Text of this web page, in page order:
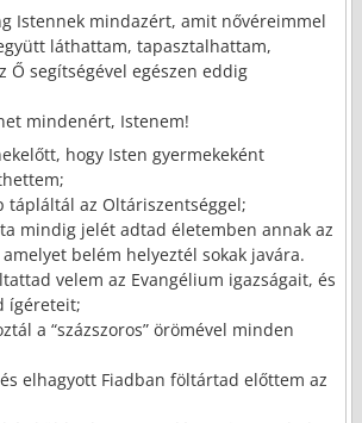
Istennek mindazért, amit nővéreimmel
láthattam, tapasztalhattam,
Ő segítségével egészen eddig
mindenért, Istenem!
hogy Isten gyermekeként
tápláltál az Oltáriszentséggel;
mindig jelét adtad életemben annak az
belém helyeztél sokak javára.
velem az Evangélium igazságait, és
ígéreteit;
a “százszoros” örömével minden
elhagyott Fiadban föltártad előttem az